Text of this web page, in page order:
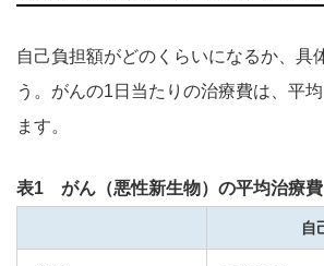
自己負担額がどのくらいになるか、具
う。がんの1日当たりの治療費は、平
ます。
表1 がん（悪性新生物）の平均治療費
自